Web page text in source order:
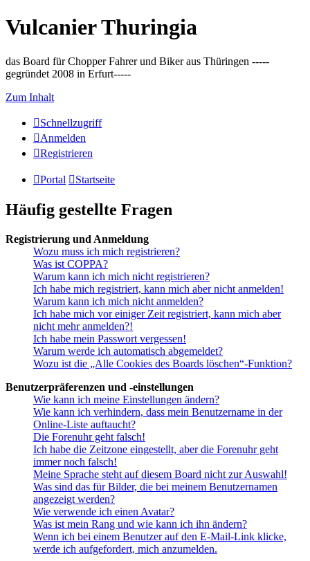
Vulcanier Thuringia
das Board für Chopper Fahrer und Biker aus Thüringen -----
gegründet 2008 in Erfurt-----
Zum Inhalt
Schnellzugriff
Anmelden
Registrieren
Portal Startseite
Häufig gestellte Fragen
Registrierung und Anmeldung
Wozu muss ich mich registrieren?
Was ist COPPA?
Warum kann ich mich nicht registrieren?
Ich habe mich registriert, kann mich aber nicht anmelden!
Warum kann ich mich nicht anmelden?
Ich habe mich vor einiger Zeit registriert, kann mich aber
nicht mehr anmelden?!
Ich habe mein Passwort vergessen!
Warum werde ich automatisch abgemeldet?
Wozu ist die „Alle Cookies des Boards löschen“-Funktion?
Benutzerpräferenzen und -einstellungen
Wie kann ich meine Einstellungen ändern?
Wie kann ich verhindern, dass mein Benutzername in der
Online-Liste auftaucht?
Die Forenuhr geht falsch!
Ich habe die Zeitzone eingestellt, aber die Forenuhr geht
immer noch falsch!
Meine Sprache steht auf diesem Board nicht zur Auswahl!
Was sind das für Bilder, die bei meinem Benutzernamen
angezeigt werden?
Wie verwende ich einen Avatar?
Was ist mein Rang und wie kann ich ihn ändern?
Wenn ich bei einem Benutzer auf den E-Mail-Link klicke,
werde ich aufgefordert, mich anzumelden.